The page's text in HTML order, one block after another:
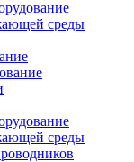
среды
среды